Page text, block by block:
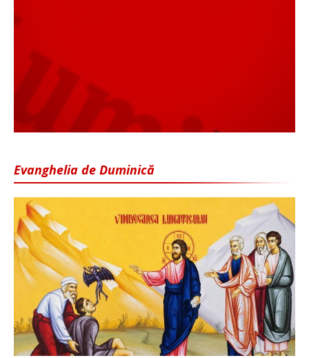
Evanghelia de Duminică